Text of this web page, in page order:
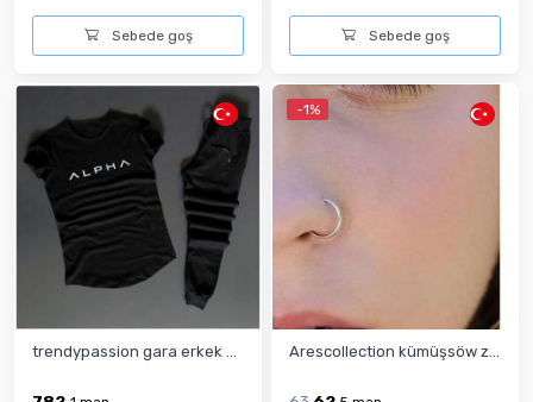
Sebede goş Sebede goş
trendypassion gara erkek ...
-1%
Arescollection kümüşsöw z...